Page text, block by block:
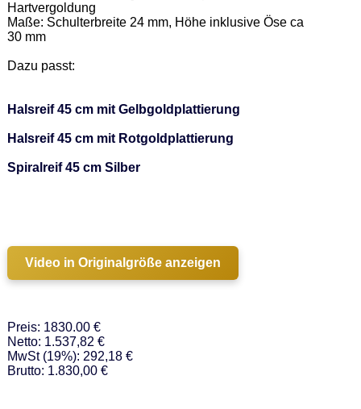
Hartvergoldung
Maße: Schulterbreite 24 mm, Höhe inklusive Öse ca
30 mm
Dazu passt:
Halsreif 45 cm mit Gelbgoldplattierung
Halsreif 45 cm mit Rotgoldplattierung
Spiralreif 45 cm Silber
Video in Originalgröße anzeigen
Preis: 1830.00 €
Netto: 1.537,82 €
MwSt (19%): 292,18 €
Brutto: 1.830,00 €